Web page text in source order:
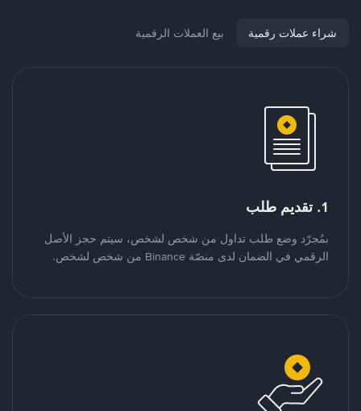
شراء عملات رقمية بيع العملات الرقمية
1. تقديم طلب
بمُجرّد وضع طلب تداول من شخص لشخص، سيتم حجز الأصل
الرقمي في الضمان لدى منصّة Binance من شخص لشخص.